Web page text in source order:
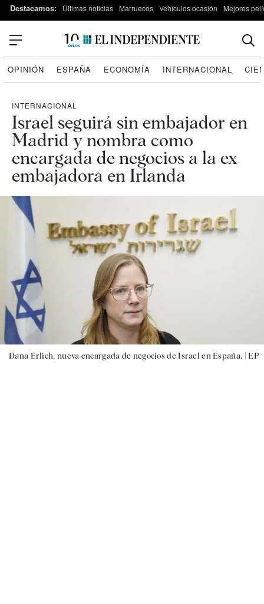
Destacamos: Últimas noticias Marruecos Vehículos ocasión Mejores
OPINIÓN ESPAÑA ECONOMÍA INTERNACIONAL
INTERNACIONAL
Israel seguirá sin embajador en
Madrid y nombra como
encargada de negocios a la ex
embajadora en Irlanda
Dana Erlich, nueva encargada de negocios de Israel en España. |EP